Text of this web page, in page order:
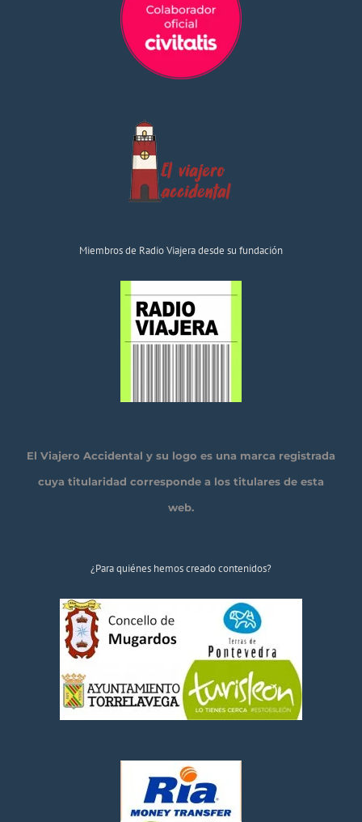
Miembros de Radio Viajera desde su fundación
El Viajero Accidental y su logo es una marca registrada
cuya titularidad corresponde a los titulares de esta
web.
¿Para quiénes hemos creado contenidos?